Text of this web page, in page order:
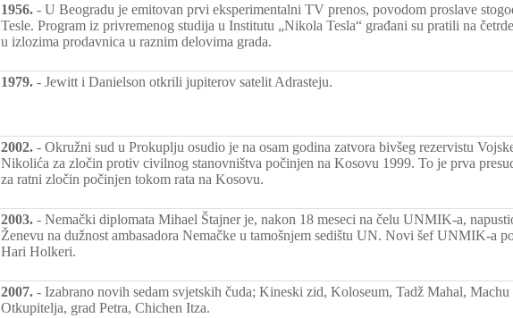
1956. - U Beogradu je emitovan prvi eksperimentalni TV prenos, povodom proslave
Tesle. Program iz privremenog studija u Institutu „Nikola Tesla“ građani su pratili na
u izlozima prodavnica u raznim delovima grada.
1979. - Jewitt i Danielson otkrili jupiterov satelit Adrasteju.
2002. - Okružni sud u Prokuplju osudio je na osam godina zatvora bivšeg rezervistu
Nikolića za zločin protiv civilnog stanovništva počinjen na Kosovu 1999. To je prva
za ratni zločin počinjen tokom rata na Kosovu.
2003. - Nemački diplomata Mihael Štajner je, nakon 18 meseci na čelu UNMIK-a,
Ženevu na dužnost ambasadora Nemačke u tamošnjem sedištu UN. Novi šef UNMIK-a
Hari Holkeri.
2007. - Izabrano novih sedam svjetskih čuda; Kineski zid, Koloseum, Tadž Mahal,
Otkupitelja, grad Petra, Chichen Itza.